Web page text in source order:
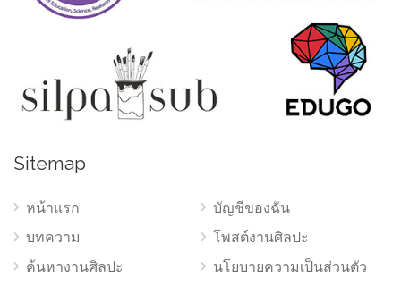
Sitemap
หน้าแรก
บทความ
ค้นหางานศิลปะ
บัญชีของฉัน
โพสต์งานศิลปะ
นโยบายความเป็นส่วนตัว